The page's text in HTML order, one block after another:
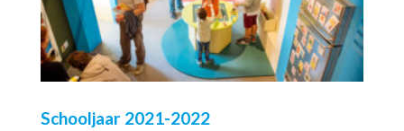
Schooljaar 2021-2022